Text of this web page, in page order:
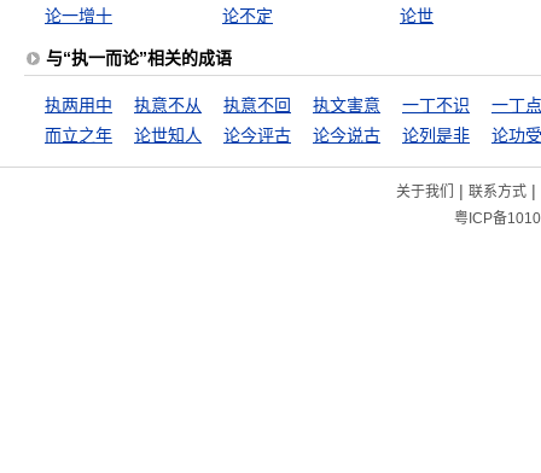
论一增十
论不定 论世
与“执一而论”相关的成语
执两用中 执意不从 执意不回 执文害意 一丁不识
一丁
而立之年
论世知人 论今评古 论今说古 论列是非 论功
关于我们 | 联系方式|
粤ICP备